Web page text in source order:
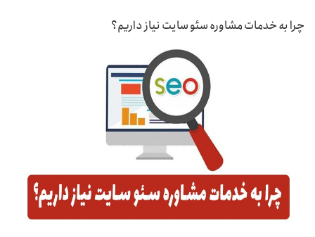
چرا به خدمات مشاوره سئو سایت نیاز داریم؟